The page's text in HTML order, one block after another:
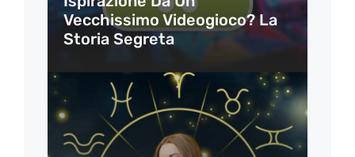
Vecchissimo Videogioco? La
Storia Segreta